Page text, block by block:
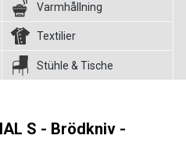
Varmhållning
Textilier
Stühle & Tische
S - Brödkniv -